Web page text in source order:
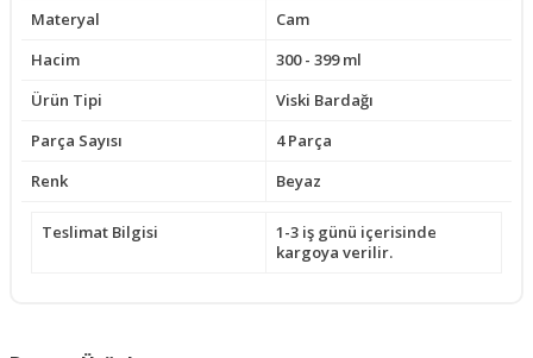
Materyal
Cam
Hacim
300 - 399 ml
Ürün Tipi
Viski Bardağı
Parça Sayısı
4 Parça
Renk
Beyaz
Teslimat Bilgisi
1-3 iş günü içerisinde
kargoya verilir.